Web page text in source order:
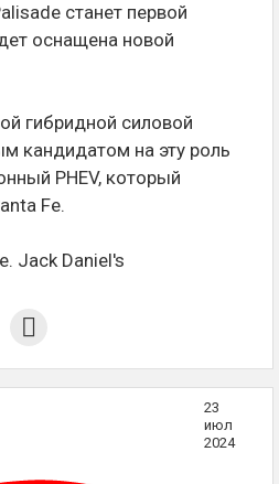
станет первой
оснащена новой
гибридной силовой
кандидатом на эту роль
PHEV, который
Fe.
Jack Daniel's
23
июл
2024